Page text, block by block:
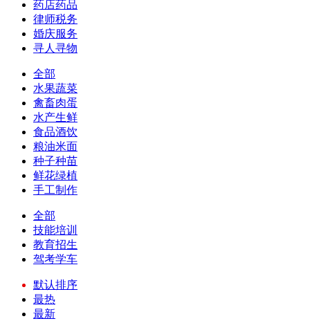
药店药品
律师税务
婚庆服务
寻人寻物
全部
水果蔬菜
禽畜肉蛋
水产生鲜
食品酒饮
粮油米面
种子种苗
鲜花绿植
手工制作
全部
技能培训
教育招生
驾考学车
默认排序
最热
最新